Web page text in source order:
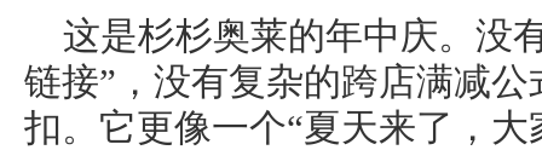
这是杉杉奥莱的年中庆。没
链接”，没有复杂的跨店满减
扣。它更像一个“夏天来了，